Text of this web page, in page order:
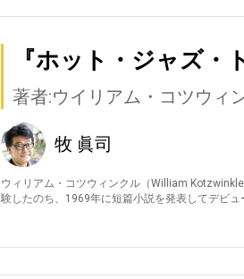
『ホット・ジャズ・
著者:ウイリアム・コツウィ
牧 眞司
ウィリアム・コツウィンクル（William
験したのち、1969年に短篇小説を発表してデビ